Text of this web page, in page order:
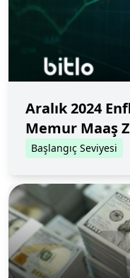
Aralık 2024
Memur Maaş
Başlangıç Seviyesi